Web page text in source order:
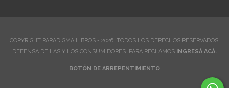
COPYRIGHT PARADIGMA LIBROS - 2026. TODOS LOS DERECHOS RESERVADOS.
DEFENSA DE LAS Y LOS CONSUMIDORES. PARA RECLAMOS
INGRESÁ ACÁ.
BOTÓN DE ARREPENTIMIENTO